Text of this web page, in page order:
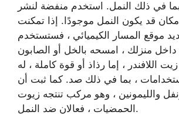
بما في ذلك النمل. استخدم منفضة لنشر
قد يكون النمل موجودًا. إذا تمكنت
موقع المسار الكيميائي ، فستستخدم
منزلك ، امسحه بالخل أو الصابون
اللافندر ، إما رذاذ أو قوة كاملة ، له
، بما في ذلك صد. كما ثبت أن
والليمونين ، وهو مركب تنتجه زيوت
الحمضيات ، فعالان ضد النمل.